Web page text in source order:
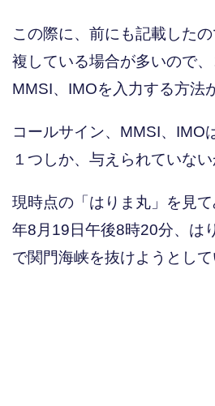
この際に、前にも記載した
複している場合が多いので、
MMSI、IMOを入力する方法
コールサイン、MMSI、IMO
１つしか、与えられていない
現時点の「はりま丸」を見
年8月19日午後8時20分、は
で関門海峡を抜けようとして